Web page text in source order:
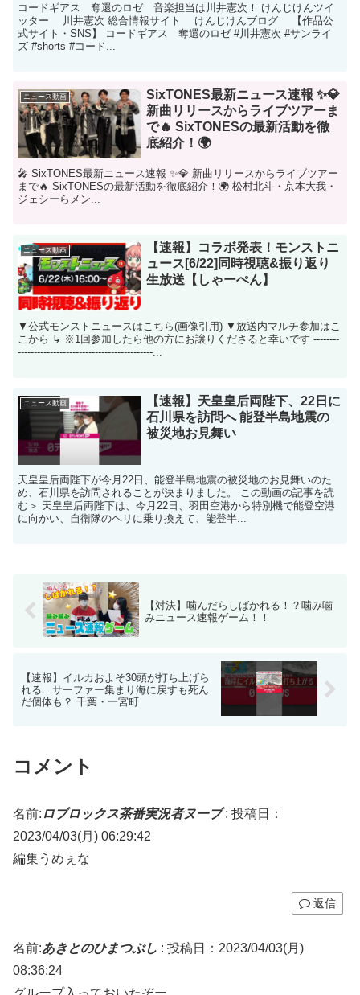
コードギアス 奪還のロゼ 音楽担当は川井憲次！ けんじけんツイ
ッター 川井憲次 総合情報サイト けんじけんブログ 【作品公
式サイト・SNS】 コードギアス 奪還のロゼ #川井憲次 #サンライ
ズ #shorts #コード...
ニュース動画
SixTONES最新ニュース速報 ✨💎
新曲リリースからライブツアーま
で🔥 SixTONESの最新活動を徹
底紹介！🌍
🎤 SixTONES最新ニュース速報 ✨💎 新曲リリースからライブツアー
まで🔥 SixTONESの最新活動を徹底紹介！🌍 松村北斗・京本大我・
ジェシーらメン...
ニュース動画
【速報】コラボ発表！モンストニ
ュース[6/22]同時視聴&振り返り
生放送【しゃーぺん】
▼公式モンストニュースはこちら(画像引用) ▼放送内マルチ参加はこ
こから ↳ ※1回参加したら他の方にお譲りくださると幸いです --------
------------------------------------------...
ニュース動画
【速報】天皇皇后両陛下、22日に
石川県を訪問へ 能登半島地震の
被災地お見舞い
天皇皇后両陛下が今月22日、能登半島地震の被災地のお見舞いのた
め、石川県を訪問されることが決まりました。 この動画の記事を読
む＞ 天皇皇后両陛下は、今月22日、羽田空港から特別機で能登空港
に向かい、自衛隊のヘリに乗り換えて、能登半...
【対決】噛んだらしばかれる！？噛み噛
みニュース速報ゲーム！！
【速報】イルカおよそ30頭が打ち上げら
れる…サーファー集まり海に戻すも死ん
だ個体も？ 千葉・一宮町
コメント
名前: ロブロックス茶番実況者ヌーブ: 投稿日：
2023/04/03(月) 06:29:42
編集うめぇな
返信
名前:あきとのひまつぶし : 投稿日：2023/04/03(月)
08:36:24